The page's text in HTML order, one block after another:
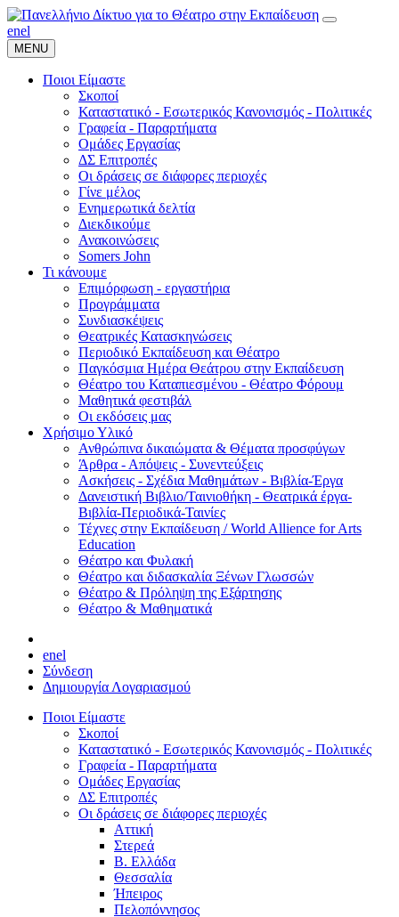
enel
MENU
Ποιοι Είμαστε
Σκοποί
Καταστατικό - Εσωτερικός Κανονισμός - Πολιτικές
Γραφεία - Παραρτήματα
Ομάδες Εργασίας
ΔΣ Επιτροπές
Οι δράσεις σε διάφορες περιοχές
Γίνε μέλος
Ενημερωτικά δελτία
Διεκδικούμε
Ανακοινώσεις
Somers John
Τι κάνουμε
Επιμόρφωση - εργαστήρια
Προγράμματα
Συνδιασκέψεις
Θεατρικές Κατασκηνώσεις
Περιοδικό Εκπαίδευση και Θέατρο
Παγκόσμια Ημέρα Θεάτρου στην Εκπαίδευση
Θέατρο του Καταπιεσμένου - Θέατρο Φόρουμ
Μαθητικά φεστιβάλ
Οι εκδόσεις μας
Χρήσιμο Υλικό
Ανθρώπινα δικαιώματα & Θέματα προσφύγων
Άρθρα - Απόψεις - Συνεντεύξεις
Ασκήσεις - Σχέδια Μαθημάτων - Βιβλία-Έργα
Δανειστική Βιβλιο/Ταινιοθήκη - Θεατρικά έργα-
Βιβλία-Περιοδικά-Ταινίες
Τέχνες στην Εκπαίδευση / World Allience for Arts
Education
Θέατρο και Φυλακή
Θέατρο και διδασκαλία Ξένων Γλωσσών
Θέατρο & Πρόληψη της Εξάρτησης
Θέατρο & Μαθηματικά
enel
Σύνδεση
Δημιουργία Λογαριασμού
Ποιοι Είμαστε
Σκοποί
Καταστατικό - Εσωτερικός Κανονισμός - Πολιτικές
Γραφεία - Παραρτήματα
Ομάδες Εργασίας
ΔΣ Επιτροπές
Οι δράσεις σε διάφορες περιοχές
Αττική
Στερεά
Β. Ελλάδα
Θεσσαλία
Ήπειρος
Πελοπόννησος